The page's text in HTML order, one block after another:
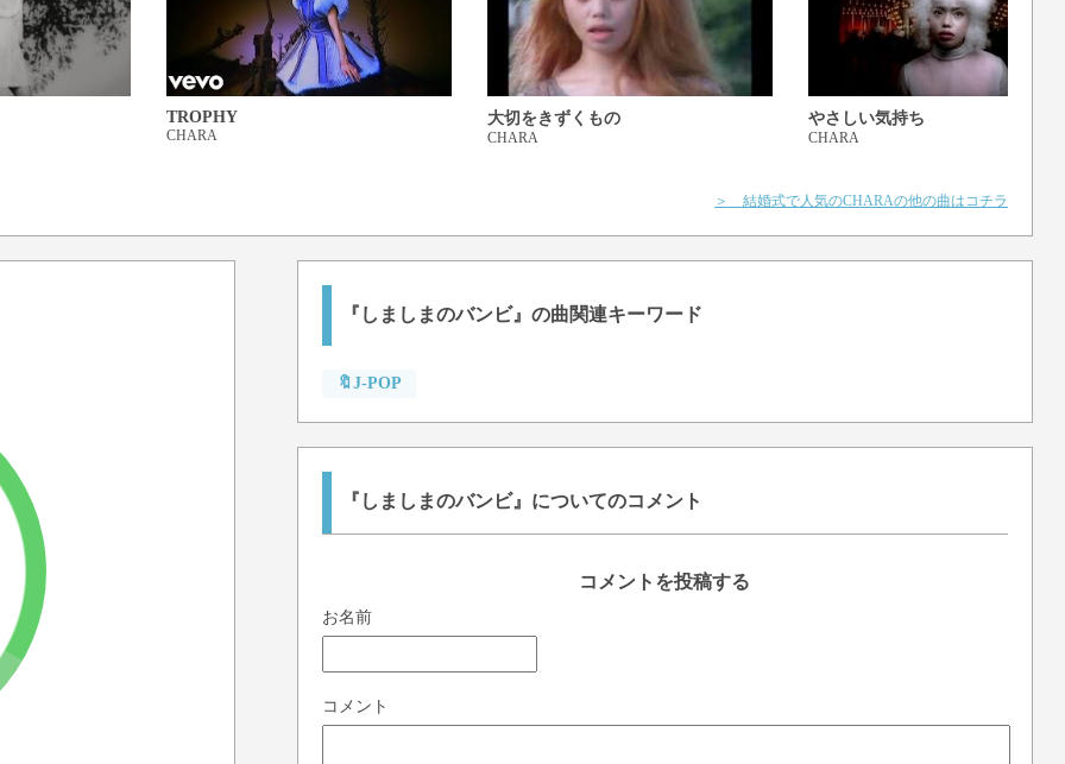
TROPHY
CHARA
大切をきずくもの
CHARA
やさしい気持ち
CHARA
＞ 結婚式で人気のCHARAの他の曲はコチラ
『しましまのバンビ』の曲関連キーワード
🔖J-POP
『しましまのバンビ』についてのコメント
コメントを投稿する
お名前
コメント